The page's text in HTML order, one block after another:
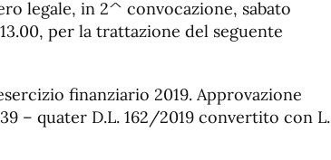
legale, in 2^ convocazione, sabato
per la trattazione del seguente
finanziario 2019. Approvazione
– quater D.L. 162/2019 convertito con L.